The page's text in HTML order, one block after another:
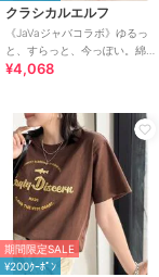
クラシカルエルフ
《JaVaジャバコラボ》ゆるっ
と、すらっと、今っぽい。綿
100% ビッグポケットデニムイ
¥4,068
期間限定SALE
¥200ｸｰﾎﾟﾝ